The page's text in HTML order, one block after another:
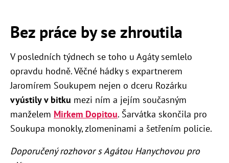
Bez práce by se zhroutila
V posledních týdnech se toho u Agáty semlelo
opravdu hodně. Věčné hádky s expartnerem
Jaromírem Soukupem nejen o dceru Rozárku
vyústily v bitku mezi ním a jejím současným
manželem Mirkem Dopitou. Šarvátka skončila pro
Soukupa monokly, zlomeninami a šetřením policie.
Doporučený rozhovor s Agátou Hanychovou pro